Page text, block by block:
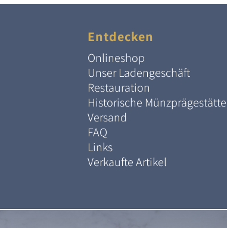
Entdecken
Onlineshop
Unser Ladengeschäft
Restauration
Historische
Versand
FAQ
Links
Verkaufte Artikel